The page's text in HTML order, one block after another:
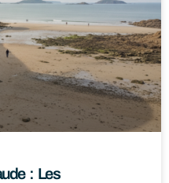
: Les